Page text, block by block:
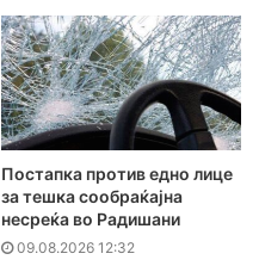
Постапка против едно лице
за тешка сообраќајна
несреќа во Радишани
09.08.2026 12:32